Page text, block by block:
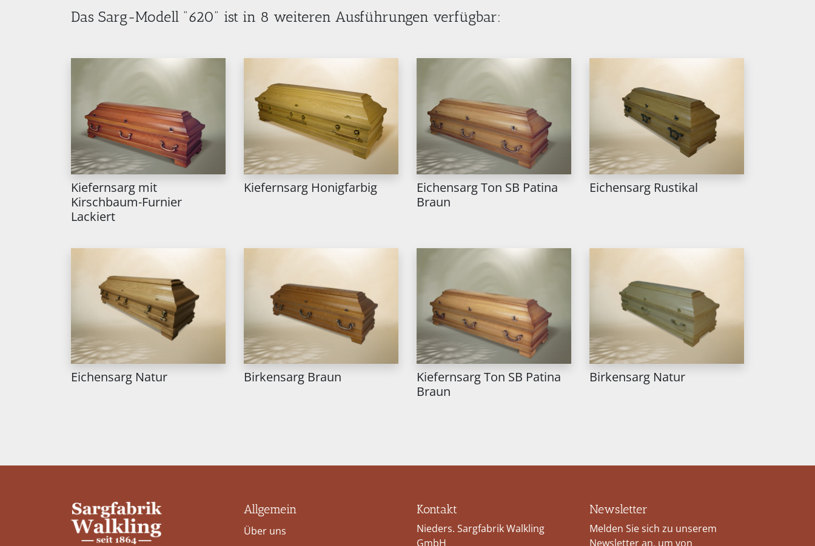
Das Sarg-Modell "620" ist in 8 weiteren Ausführungen verfügbar:
Kiefernsarg mit
Kirschbaum-Furnier
Lackiert
Kiefernsarg Honigfarbig
Eichensarg Ton SB Patina
Braun
Eichensarg Rustikal
Eichensarg Natur Birkensarg Braun
Kiefernsarg Ton SB Patina
Braun
Birkensarg Natur
Allgemein
Über uns
Kontakt
Nieders. Sargfabrik Walkling
GmbH
Newsletter
Melden Sie sich zu unserem
Newsletter an, um von